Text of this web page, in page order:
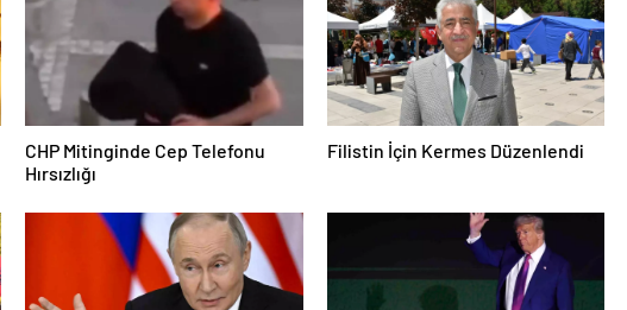
CHP Mitinginde Cep Telefonu
Hırsızlığı
Filistin İçin Kermes Düzenlendi